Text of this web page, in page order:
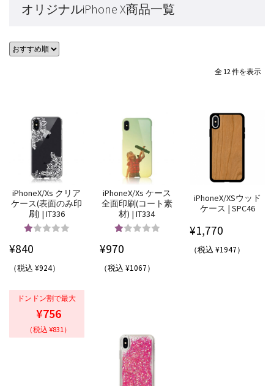
オリジナルiPhone X商品一覧
全 12 件を表示
iPhoneX/Xs クリア
ケース(表面のみ印
刷) | IT336
¥840
（税込 ¥924）
ドンドン割で最大
¥756
（税込 ¥831）
iPhoneX/Xs ケース
全面印刷(コート素
材) | IT334
¥970
（税込 ¥1067）
iPhoneX/XSウッド
ケース | SPC46
¥1,770
（税込 ¥1947）